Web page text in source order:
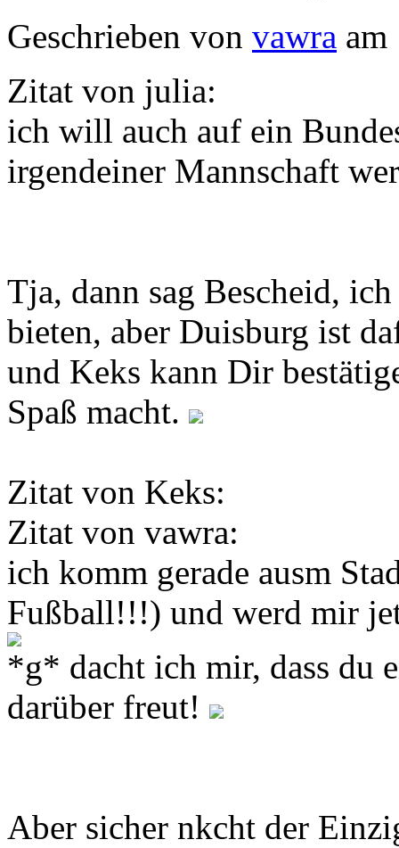
Geschrieben von vawra am
Zitat von julia:
ich will auch auf ein
irgendeiner Mannschaft
Tja, dann sag Bescheid,
bieten, aber Duisburg ist
und Keks kann Dir
Spaß macht.
Zitat von Keks:
Zitat von vawra:
ich komm gerade ausm
Fußball!!!) und werd mir
*g* dacht ich mir, dass du
darüber freut!
Aber sicher nkcht der